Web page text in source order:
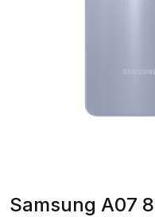
Samsung A07